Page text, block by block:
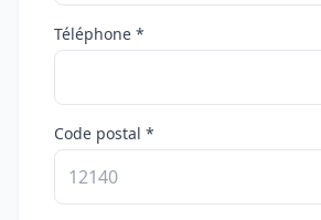
Téléphone *
Code postal *